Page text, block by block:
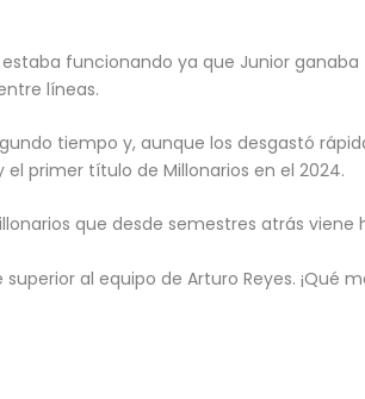
funcionando ya que Junior ganaba
líneas.
tiempo y, aunque los desgastó
primer título de Millonarios en el 2024.
que desde semestres atrás viene
al equipo de Arturo Reyes. ¡Qué